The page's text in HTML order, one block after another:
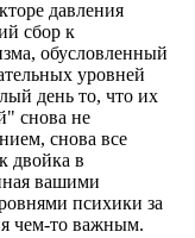
давления
сбор к
обусловленный
уровней
день то, что их
снова не
снова все
двойка в
вашими
психики за
чем-то важным.